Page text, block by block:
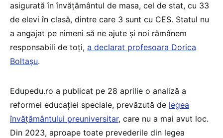
asigurată în învățământul de masa, cel de stat, cu 33
de elevi în clasă, dintre care 3 sunt cu CES. Statul nu
a angajat pe nimeni să ne ajute și noi rămânem
responsabili de toți, a declarat profesoara Dorica
Boltașu.
Edupedu.ro a publicat pe 28 aprilie o analiză a
reformei educației speciale, prevăzută de legea
învățământului preuniversitar, care nu a mai avut loc.
Din 2023, aproape toate prevederile din legea